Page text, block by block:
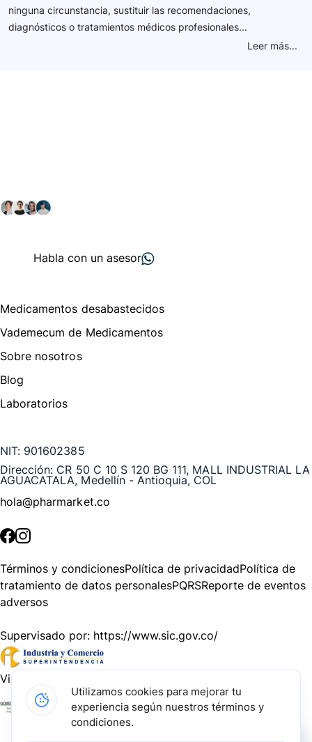
ninguna circunstancia, sustituir las recomendaciones,
diagnósticos o tratamientos médicos profesionales...
Leer más...
Habla con un asesor
Medicamentos desabastecidos
Vademecum de Medicamentos
Sobre nosotros
Blog
Laboratorios
NIT: 901602385
Dirección: CR 50 C 10 S 120 BG 111, MALL INDUSTRIAL LA
AGUACATALA, Medellín - Antioquia, COL
hola@pharmarket.co
Términos y condicionesPolítica de privacidadPolítica de
tratamiento de datos personalesPQRSReporte de eventos
adversos
Supervisado por: https://www.sic.gov.co/
Vigilado por:
Gracias a nuestros impulsadores, podemos presentarte la
solución tecnológica más avanzada para resolver los
Utilizamos cookies para mejorar tu
experiencia según nuestros términos y
condiciones.